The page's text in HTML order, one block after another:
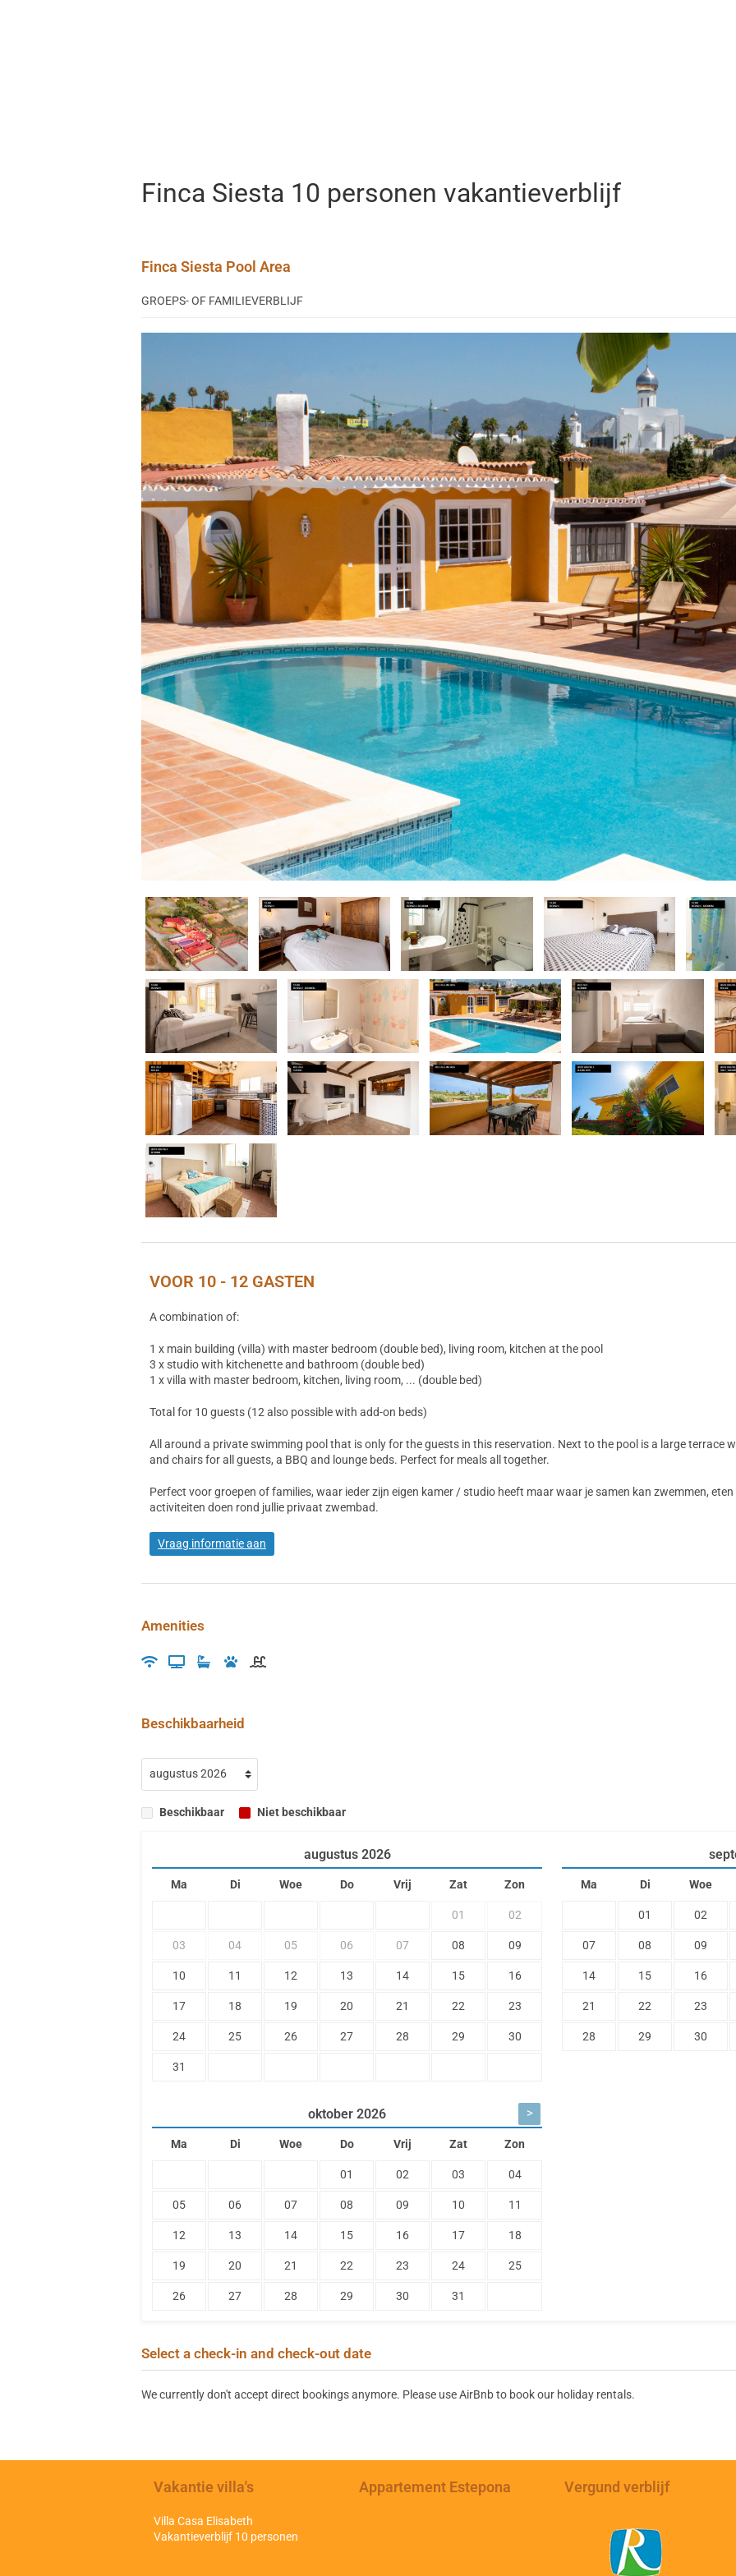
Finca Siesta 10 personen vakantieverblijf
Finca Siesta Pool Area
GROEPS- OF FAMILIEVERBLIJF
VOOR 10 - 12 GASTEN
A combination of:
1 x main building (villa) with master bedroom (double bed), living room, kitchen at the pool
3 x studio with kitchenette and bathroom (double bed)
1 x villa with master bedroom, kitchen, living room, ... (double bed)
Total for 10 guests (12 also possible with add-on beds)
All around a private swimming pool that is only for the guests in this reservation. Next to the pool is a large terrace
and chairs for all guests, a BBQ and lounge beds. Perfect for meals all together.
Perfect voor groepen of families, waar ieder zijn eigen kamer / studio heeft maar waar je samen kan zwemmen, eten
activiteiten doen rond jullie privaat zwembad.
Vraag informatie aan
Amenities
Beschikbaarheid
Beschikbaar Niet beschikbaar
augustus 2026
Ma Di Woe Do Vrij Zat Zon
01 02
03 04 05 06 07 08 09
10 11 12 13 14 15 16
17 18 19 20 21 22 23
24 25 26 27 28 29 30
31
Ma Di Woe
01 02
07 08 09
14 15 16
21 22 23
28 29 30
oktober 2026 >
Ma Di Woe Do Vrij Zat Zon
01 02 03 04
05 06 07 08 09 10 11
12 13 14 15 16 17 18
19 20 21 22 23 24 25
26 27 28 29 30 31
Select a check-in and check-out date
We currently don't accept direct bookings anymore. Please use AirBnb to book our holiday rentals.
Vakantie villa's
Villa Casa Elisabeth
Vakantieverblijf 10 personen
Appartement Estepona Vergund verblijf